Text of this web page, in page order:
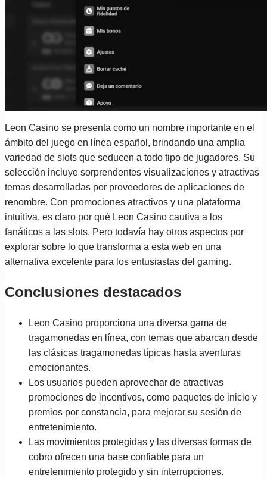
Leon Casino se presenta como un nombre importante en el
ámbito del juego en línea español, brindando una amplia
variedad de slots que seducen a todo tipo de jugadores. Su
selección incluye sorprendentes visualizaciones y atractivas
temas desarrolladas por proveedores de aplicaciones de
renombre. Con promociones atractivos y una plataforma
intuitiva, es claro por qué Leon Casino cautiva a los
fanáticos a las slots. Pero todavía hay otros aspectos por
explorar sobre lo que transforma a esta web en una
alternativa excelente para los entusiastas del gaming.
Conclusiones destacados
Leon Casino proporciona una diversa gama de
tragamonedas en línea, con temas que abarcan desde
las clásicas tragamonedas típicas hasta aventuras
emocionantes.
Los usuarios pueden aprovechar de atractivas
promociones de incentivos, como paquetes de inicio y
premios por constancia, para mejorar su sesión de
entretenimiento.
Las movimientos protegidas y las diversas formas de
cobro ofrecen una base confiable para un
entretenimiento protegido y sin interrupciones.